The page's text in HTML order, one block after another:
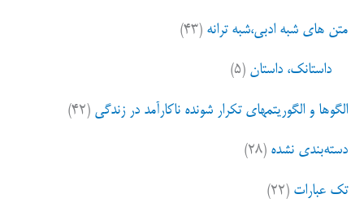
امتن های شبه ادبی،شبه ترانه (۴۳)
داستانک، داستان (۵)
الگوها و الگوریتمهای تکرار شونده ناکارآمد در زندگی (۴۲)
دسته‌بندی نشده (۲۸)
تک عبارات (۲۲)